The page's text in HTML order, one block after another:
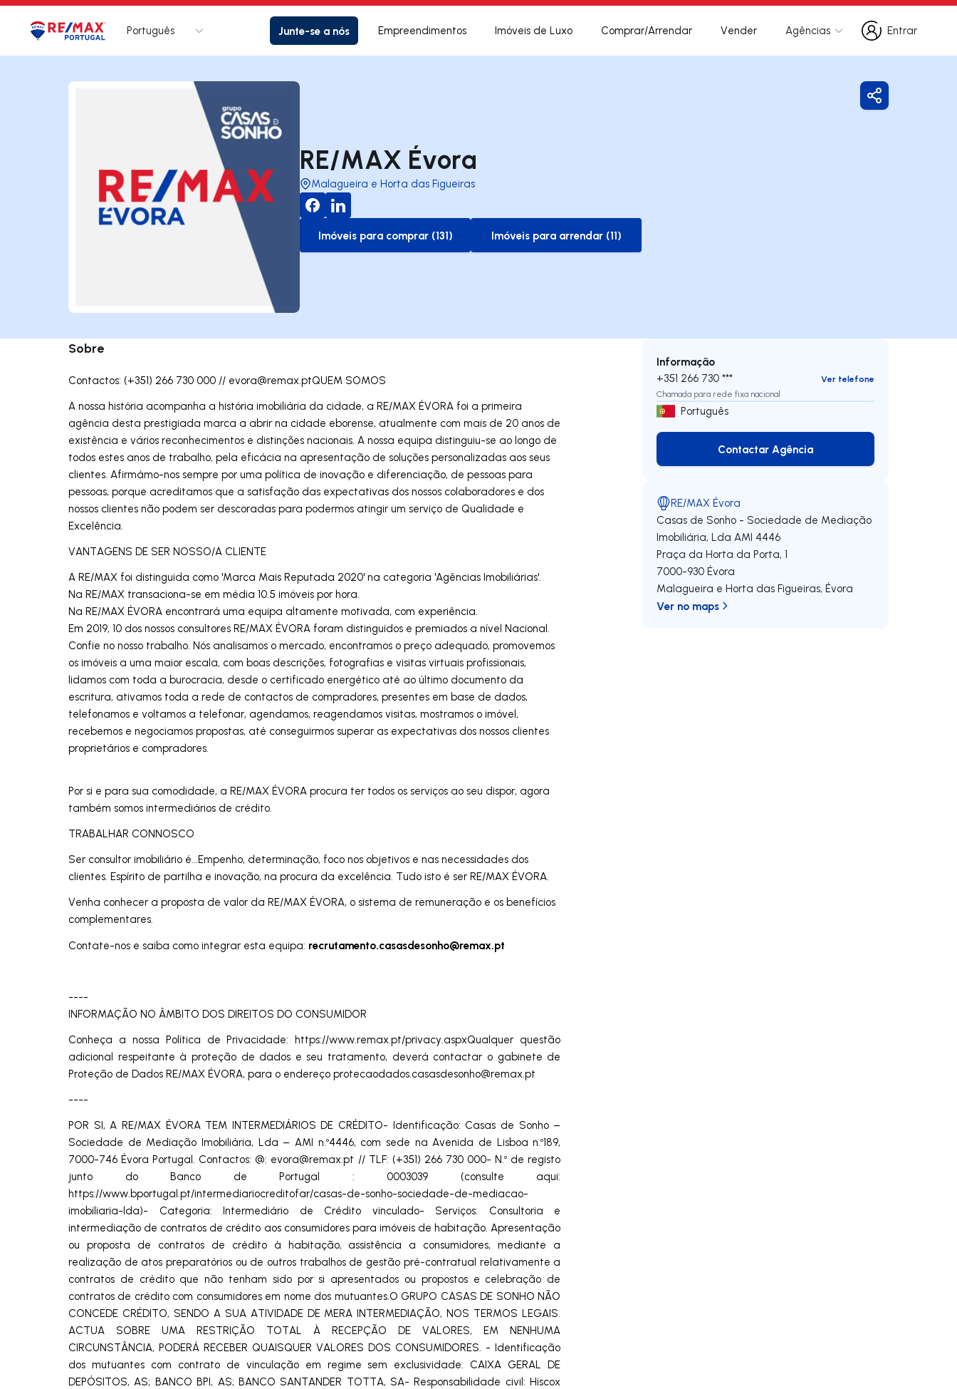
Logo Ir para página inicial
Português Junte-se a nós Empreendimentos Imóveis de Luxo Comprar/Arrendar Vender Agências
Entrar
Entrar
RE/MAX Évora
Malagueira e Horta das Figueiras
to-buy-listing
Imóveis para comprar (131)
to-rent-listing
Imóveis para arrendar (11)
Partilhar
Sobre
Contactos: (+351) 266 730 000 // evora@remax.ptQUEM SOMOS
A nossa história acompanha a história imobiliária da cidade, a RE/MAX ÉVORA foi a primeira
agência desta prestigiada marca a abrir na cidade eborense, atualmente com mais de 20 anos de
existência e vários reconhecimentos e distinções nacionais. A nossa equipa distinguiu-se ao longo de
todos estes anos de trabalho, pela eficácia na apresentação de soluções personalizadas aos seus
clientes. Afirmámo-nos sempre por uma política de inovação e diferenciação, de pessoas para
pessoas, porque acreditamos que a satisfação das expectativas dos nossos colaboradores e dos
nossos clientes não podem ser descoradas para podermos atingir um serviço de Qualidade e
Excelência.
VANTAGENS DE SER NOSSO/A CLIENTE
A RE/MAX foi distinguida como 'Marca Mais Reputada 2020' na categoria 'Agências Imobiliárias'.
Na RE/MAX transaciona-se em média 10.5 imóveis por hora.
Na RE/MAX ÉVORA encontrará uma equipa altamente motivada, com experiência.
Em 2019, 10 dos nossos consultores RE/MAX ÉVORA foram distinguidos e premiados a nível Nacional.
Confie no nosso trabalho. Nós analisamos o mercado, encontramos o preço adequado, promovemos
os imóveis a uma maior escala, com boas descrições, fotografias e visitas virtuais profissionais,
lidamos com toda a burocracia, desde o certificado energético até ao último documento da
escritura, ativamos toda a rede de contactos de compradores, presentes em base de dados,
telefonamos e voltamos a telefonar, agendamos, reagendamos visitas, mostramos o imóvel,
recebemos e negociamos propostas, até conseguirmos superar as expectativas dos nossos clientes
proprietários e compradores.
Por si e para sua comodidade, a RE/MAX ÉVORA procura ter todos os serviços ao seu dispor, agora
também somos intermediários de crédito.
TRABALHAR CONNOSCO
Ser consultor imobiliário é...Empenho, determinação, foco nos objetivos e nas necessidades dos
clientes. Espírito de partilha e inovação, na procura da excelência. Tudo isto é ser RE/MAX ÉVORA.
Venha conhecer a proposta de valor da RE/MAX ÉVORA, o sistema de remuneração e os benefícios
complementares.
Contate-nos e saiba como integrar esta equipa: recrutamento.casasdesonho@remax.pt
----
INFORMAÇÃO NO ÂMBITO DOS DIREITOS DO CONSUMIDOR
Conheça a nossa Política de Privacidade: https://www.remax.pt/privacy.aspxQualquer questão
adicional respeitante à proteção de dados e seu tratamento, deverá contactar o gabinete de
Proteção de Dados RE/MAX ÉVORA, para o endereço protecaodados.casasdesonho@remax.pt
----
POR SI, A RE/MAX ÉVORA TEM INTERMEDIÁRIOS DE CRÉDITO- Identificação: Casas de Sonho –
Sociedade de Mediação Imobiliária, Lda – AMI n.º4446, com sede na Avenida de Lisboa n.º189,
7000-746 Évora Portugal. Contactos: @: evora@remax.pt // TLF: (+351) 266 730 000- N.º de registo
junto do Banco de Portugal : 0003039 (consulte aqui:
https://www.bportugal.pt/intermediariocreditofar/casas-de-sonho-sociedade-de-mediacao-
imobiliaria-lda)- Categoria: Intermediário de Crédito vinculado- Serviços: Consultoria e
intermediação de contratos de crédito aos consumidores para imóveis de habitação. Apresentação
ou proposta de contratos de crédito à habitação, assistência a consumidores, mediante a
realização de atos preparatórios ou de outros trabalhos de gestão pré-contratual relativamente a
contratos de crédito que não tenham sido por si apresentados ou propostos e celebração de
contratos de crédito com consumidores em nome dos mutuantes.O GRUPO CASAS DE SONHO NÃO
CONCEDE CRÉDITO, SENDO A SUA ATIVIDADE DE MERA INTERMEDIAÇÃO, NOS TERMOS LEGAIS.
ACTUA SOBRE UMA RESTRIÇÃO TOTAL À RECEPÇÃO DE VALORES, EM NENHUMA
CIRCUNSTÂNCIA, PODERÁ RECEBER QUAISQUER VALORES DOS CONSUMIDORES. - Identificação
dos mutuantes com contrato de vinculação em regime sem exclusividade: CAIXA GERAL DE
DEPÓSITOS, AS; BANCO BPI, AS; BANCO SANTANDER TOTTA, SA- Responsabilidade civil: Hiscox
Informação
+351 266 730 ***
Ver telefone
Chamada para rede fixa nacional
Português
Contactar Agência
Contactar Agência
RE/MAX Évora
Casas de Sonho - Sociedade de Mediação
Imobiliária, Lda AMI 4446
Praça da Horta da Porta, 1
7000-930 Évora
Malagueira e Horta das Figueiras,Évora
Ver no maps